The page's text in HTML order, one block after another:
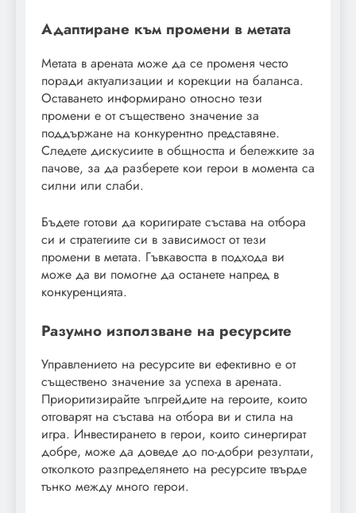
Адаптиране към промени в метата
Метата в арената може да се променя често
поради актуализации и корекции на баланса.
Оставането информирано относно тези
промени е от съществено значение за
поддържане на конкурентно представяне.
Следете дискусиите в общността и бележките за
пачове, за да разберете кои герои в момента са
силни или слаби.
Бъдете готови да коригирате състава на отбора
си и стратегиите си в зависимост от тези
промени в метата. Гъвкавостта в подхода ви
може да ви помогне да останете напред в
конкуренцията.
Разумно използване на ресурсите
Управлението на ресурсите ви ефективно е от
съществено значение за успеха в арената.
Приоритизирайте ъпгрейдите на героите, които
отговарят на състава на отбора ви и стила на
игра. Инвестирането в герои, които синергират
добре, може да доведе до по-добри резултати,
отколкото разпределянето на ресурсите твърде
тънко между много герои.